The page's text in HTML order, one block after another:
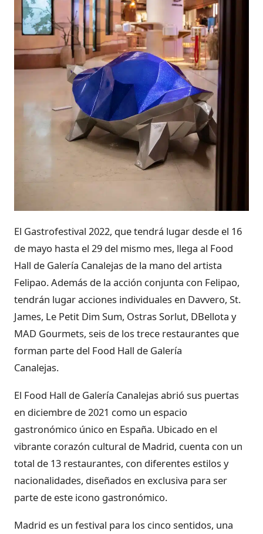
El Gastrofestival 2022, que tendrá lugar desde el 16
de mayo hasta el 29 del mismo mes, llega al Food
Hall de Galería Canalejas de la mano del artista
Felipao. Además de la acción conjunta con Felipao,
tendrán lugar acciones individuales en Davvero, St.
James, Le Petit Dim Sum, Ostras Sorlut, DBellota y
MAD Gourmets, seis de los trece restaurantes que
forman parte del Food Hall de Galería
Canalejas.
El Food Hall de Galería Canalejas abrió sus puertas
en diciembre de 2021 como un espacio
gastronómico único en España. Ubicado en el
vibrante corazón cultural de Madrid, cuenta con un
total de 13 restaurantes, con diferentes estilos y
nacionalidades, diseñados en exclusiva para ser
parte de este icono gastronómico.
Madrid es un festival para los cinco sentidos, una